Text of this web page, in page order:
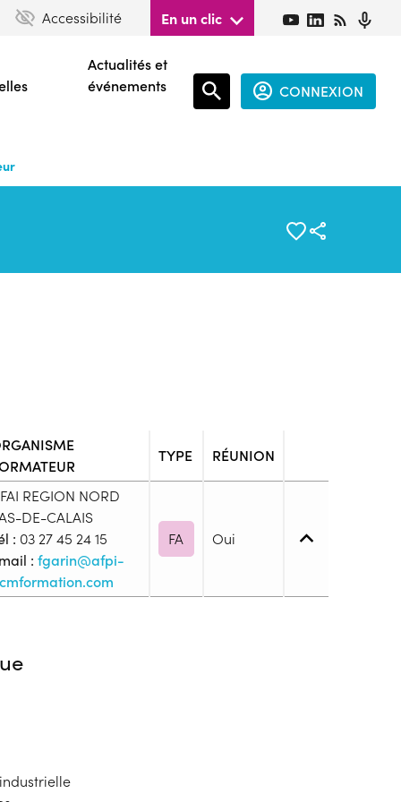
Accessibilité En un clic
Actualités et
événements
CONNEXION
TYPE RÉUNION
REGION NORD
DE-CALAIS
: 03 27 45 24 15
: fgarin@afpi-
FA Oui
les modalités de dépôts de dossier